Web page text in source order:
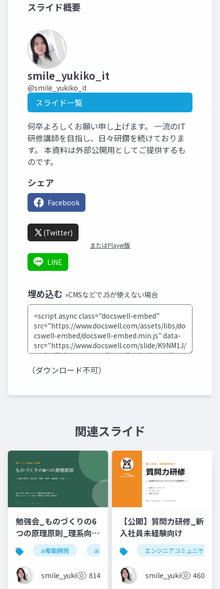
スライド概要
smile_yukiko_it
@smile_yukiko_it
スライド一覧
何卒よろしくお願い申し上げます。 一流のIT
研修講師を目指し、日々研鑽を続けておりま
す。 本資料は外部公開用としてご提供するも
のです。
シェア
Facebook
(Twitter)
またはPlayer版
LINE
埋め込む »CMSなどでJSが使えない場合
（ダウンロード不可）
関連スライド
勉強会_ものづくりの6
つの原理原則_理系向け
6時間_2026_05_24_
石黒友季子
ai駆動開発 ai
smile_yukiko_it814
【公開】質問力研修_新
入社員未経験向け
エンジニアコミュニケーシ
smile_yukiko_it460